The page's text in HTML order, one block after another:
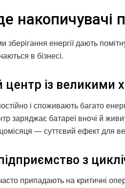
зберігання енергії дають
в бізнесі.
центр із
і споживають багато
заряджає батареї вночі й
— суттєвий ефект для
з
припадають на критичні